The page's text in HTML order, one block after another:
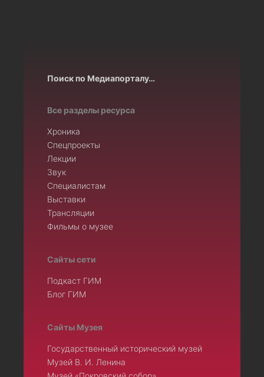
Поиск по Медиапорталу…
Все разделы ресурса
Хроника
Спецпроекты
Лекции
Звук
Специалистам
Выставки
Трансляции
Фильмы о музее
Сайты сети
Подкаст ГИМ
Блог ГИМ
Сайты Музея
Государственный исторический музей
Музей В. И. Ленина